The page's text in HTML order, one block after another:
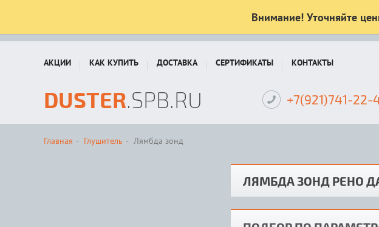
Внимание! Уточняйте
АКЦИИ КАК КУПИТЬ ДОСТАВКА СЕРТИФИКАТЫ КОНТАКТЫ
DUSTER.SPB.RU +7(921)741-22-
Главная Глушитель Лямбда зонд
ЛЯМБДА ЗОНД РЕНО